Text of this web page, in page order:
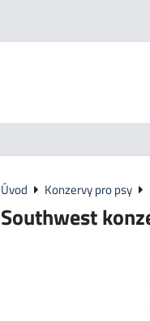
Úvod Konzervy pro psy
Southwest